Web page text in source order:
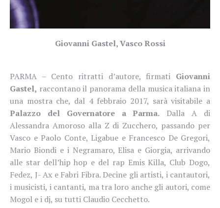
Giovanni Gastel, Vasco Rossi
PARMA – Cento ritratti d’autore, firmati Giovanni
Gastel, raccontano il panorama della musica italiana in
una mostra che, dal 4 febbraio 2017, sarà visitabile a
Palazzo del Governatore a Parma. Dalla A di
Alessandra Amoroso alla Z di Zucchero, passando per
Vasco e Paolo Conte, Ligabue e Francesco De Gregori,
Mario Biondi e i Negramaro, Elisa e Giorgia, arrivando
alle star dell’hip hop e del rap Emis Killa, Club Dogo,
Fedez, J- Ax e Fabri Fibra. Decine gli artisti, i cantautori,
i musicisti, i cantanti, ma tra loro anche gli autori, come
Mogol e i dj, su tutti Claudio Cecchetto.